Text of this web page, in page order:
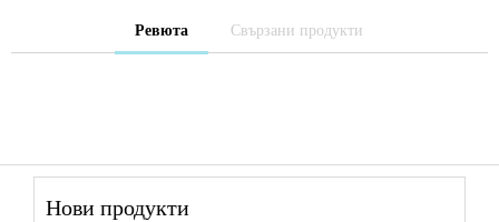
Ревюта Свързани продукти
Нови продукти